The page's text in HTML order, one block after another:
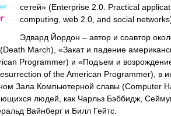
сетей» (Enterprise 2.0. Practical
computing, web 2.0, and social
Эдвард Йордон – автор и соавтор
March), «Закат и падение
Programmer) и «Подъем и
of the American Programmer), в
Зала Компьютерной славы (Computer
людей, как Чарльз Бэббидж,
Вайнберг и Билл Гейтс.